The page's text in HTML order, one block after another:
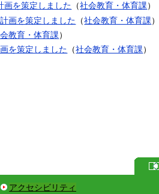
画を策定しました （社会教育・体育課）
画を策定しました （社会教育・体育課）
教育・体育課）
を策定しました （社会教育・体育課）
アクセシビリティ